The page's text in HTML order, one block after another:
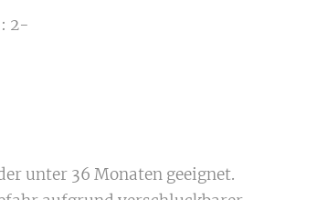
2-
unter 36 Monaten geeignet.